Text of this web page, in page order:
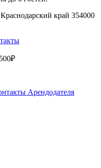
край 354000
Арендодателя